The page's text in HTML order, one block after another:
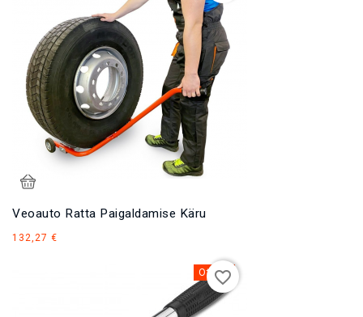
Veoauto Ratta Paigaldamise Käru
132,27 €
Otsas
favorite_border